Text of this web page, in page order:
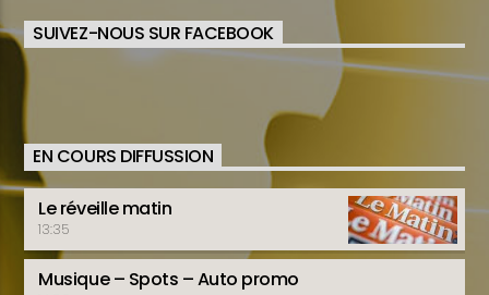
SUIVEZ-NOUS SUR FACEBOOK
EN COURS DIFFUSSION
Le réveille matin
13:35
Musique – Spots – Auto promo